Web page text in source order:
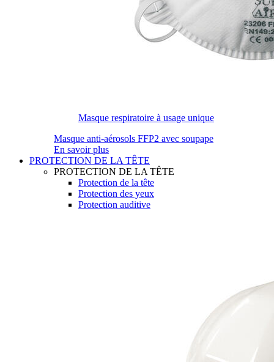
Masque respiratoire à usage unique
Masque anti-aérosols FFP2 avec soupape
En savoir plus
PROTECTION DE LA TÊTE
PROTECTION DE LA TÊTE
Protection de la tête
Protection des yeux
Protection auditive